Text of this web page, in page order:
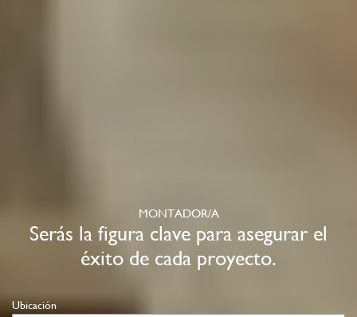
MONTADOR/A
Serás la figura clave para asegurar el
éxito de cada proyecto.
Ubicación